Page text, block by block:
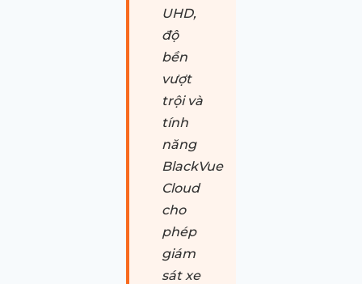
UHD,
độ
bền
vượt
trội và
tính
năng
BlackVue
Cloud
cho
phép
giám
sát xe